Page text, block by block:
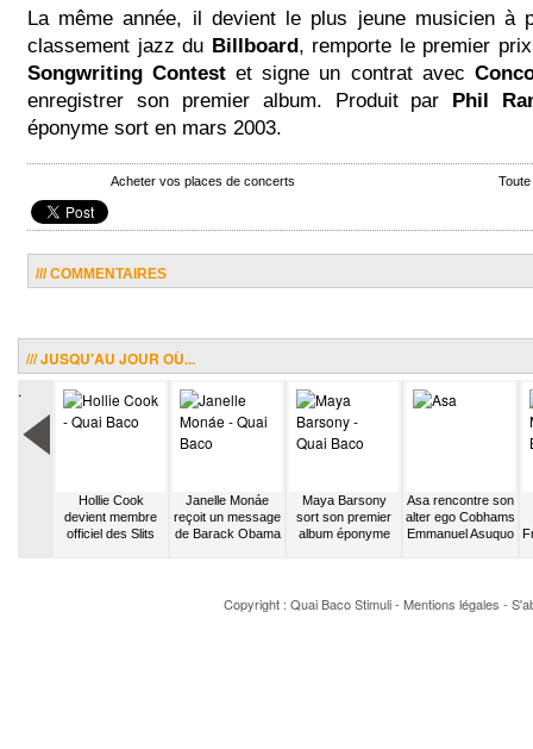
La même année, il devient le plus jeune musicien à
classement jazz du Billboard, remporte le premier
Songwriting Contest et signe un contrat avec
enregistrer son premier album. Produit par Phil
éponyme sort en mars 2003.
Acheter vos places de concerts
/// COMMENTAIRES
/// JUSQU'AU JOUR OÙ...
.
Hollie Cook
devient membre
officiel des Slits
Janelle Monáe
reçoit un message
de Barack Obama
Maya Barsony
sort son premier
album éponyme
Asa rencontre son
alter ego Cobhams
Emmanuel Asuquo
Copyright : Quai BacoStimuli- Mentions légales -